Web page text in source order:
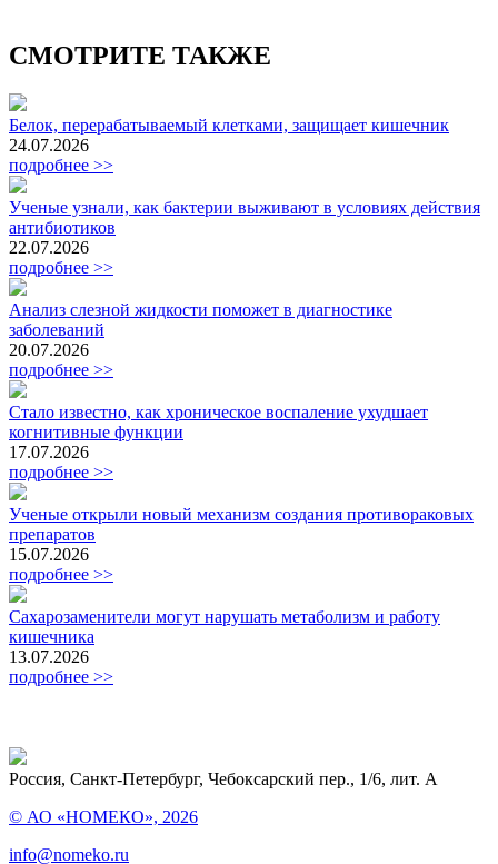
СМОТРИТЕ ТАКЖЕ
Белок, перерабатываемый клетками, защищает кишечник
24.07.2026
подробнее >>
Ученые узнали, как бактерии выживают в условиях действия
антибиотиков
22.07.2026
подробнее >>
Анализ слезной жидкости поможет в диагностике
заболеваний
20.07.2026
подробнее >>
Стало известно, как хроническое воспаление ухудшает
когнитивные функции
17.07.2026
подробнее >>
Ученые открыли новый механизм создания противораковых
препаратов
15.07.2026
подробнее >>
Сахарозаменители могут нарушать метаболизм и работу
кишечника
13.07.2026
подробнее >>
Россия, Санкт-Петербург, Чебоксарский пер., 1/6, лит. А
© АО «НОМЕКО», 2026
info@nomeko.ru